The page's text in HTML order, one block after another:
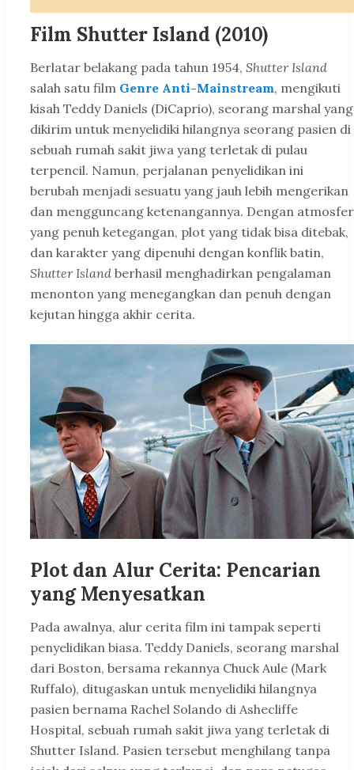
Film Shutter Island (2010)
Berlatar belakang pada tahun 1954, Shutter Island
salah satu film Genre Anti-Mainstream, mengikuti
kisah Teddy Daniels (DiCaprio), seorang marshal yang
dikirim untuk menyelidiki hilangnya seorang pasien di
sebuah rumah sakit jiwa yang terletak di pulau
terpencil. Namun, perjalanan penyelidikan ini
berubah menjadi sesuatu yang jauh lebih mengerikan
dan mengguncang ketenangannya. Dengan atmosfer
yang penuh ketegangan, plot yang tidak bisa ditebak,
dan karakter yang dipenuhi dengan konflik batin,
Shutter Island berhasil menghadirkan pengalaman
menonton yang menegangkan dan penuh dengan
kejutan hingga akhir cerita.
Plot dan Alur Cerita: Pencarian
yang Menyesatkan
Pada awalnya, alur cerita film ini tampak seperti
penyelidikan biasa. Teddy Daniels, seorang marshal
dari Boston, bersama rekannya Chuck Aule (Mark
Ruffalo), ditugaskan untuk menyelidiki hilangnya
pasien bernama Rachel Solando di Ashecliffe
Hospital, sebuah rumah sakit jiwa yang terletak di
Shutter Island. Pasien tersebut menghilang tanpa